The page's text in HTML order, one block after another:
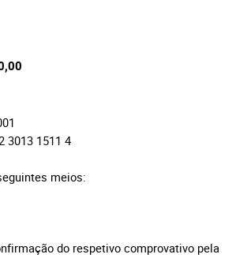
3013 1511 4
meios:
do respetivo comprovativo pela